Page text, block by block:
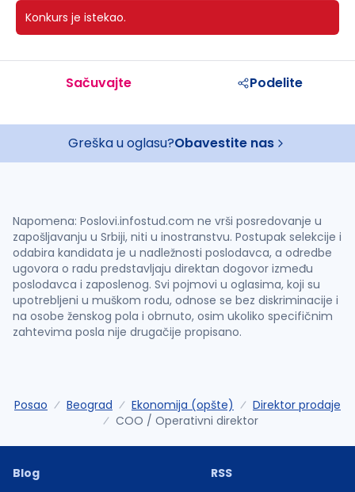
Konkurs je istekao.
Sačuvajte Podelite
Greška u oglasu?Obavestite nas
Napomena: Poslovi.infostud.com ne vrši posredovanje u
zapošljavanju u Srbiji, niti u inostranstvu. Postupak selekcije i
odabira kandidata je u nadležnosti poslodavca, a odredbe
ugovora o radu predstavljaju direktan dogovor između
poslodavca i zaposlenog. Svi pojmovi u oglasima, koji su
upotrebljeni u muškom rodu, odnose se bez diskriminacije i
na osobe ženskog pola i obrnuto, osim ukoliko specifičnim
zahtevima posla nije drugačije propisano.
Posao Beograd Ekonomija (opšte)
Direktor prodaje
COO / Operativni direktor
Blog
RSS